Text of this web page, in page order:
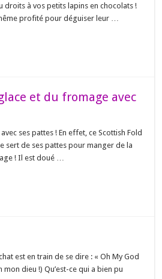
droits à vos petits lapins en chocolats !
profité pour déguiser leur …
et du fromage avec
ses pattes ! En effet, ce Scottish Fold
sert de ses pattes pour manger de la
! Il est doué …
est en train de se dire : « Oh My God
mon dieu !) Qu’est-ce qui a bien pu